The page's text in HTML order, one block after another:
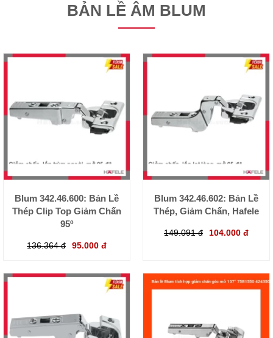
BẢN LỀ ÂM BLUM
Blum 342.46.600: Bản Lề
Thép Clip Top Giảm Chấn
95º
136.364 đ 95.000 đ
Blum 342.46.602: Bản Lề
Thép, Giảm Chấn, Hafele
149.091 đ 104.000 đ